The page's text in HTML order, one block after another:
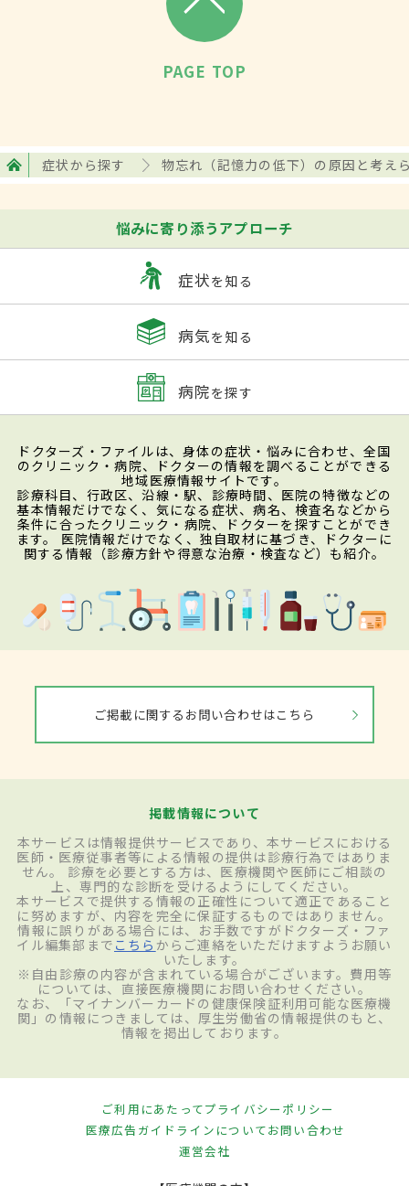
PAGE TOP
症状から探す 物忘れ（記憶力の低下）の原因と考え
悩みに寄り添うアプローチ
症状を知る
病気を知る
病院を探す
ドクターズ・ファイルは、身体の症状・悩みに合わせ、全国
のクリニック・病院、ドクターの情報を調べることができる
地域医療情報サイトです。
診療科目、行政区、沿線・駅、診療時間、医院の特徴などの
基本情報だけでなく、気になる症状、病名、検査名などから
条件に合ったクリニック・病院、ドクターを探すことができ
ます。 医院情報だけでなく、独自取材に基づき、ドクターに
関する情報（診療方針や得意な治療・検査など）も紹介。
ご掲載に関するお問い合わせはこちら
掲載情報について
本サービスは情報提供サービスであり、本サービスにおける
医師・医療従事者等による情報の提供は診療行為ではありま
せん。 診療を必要とする方は、医療機関や医師にご相談の
上、専門的な診断を受けるようにしてください。
本サービスで提供する情報の正確性について適正であること
に努めますが、内容を完全に保証するものではありません。
情報に誤りがある場合には、お手数ですがドクターズ・ファ
イル編集部まで こちら からご連絡をいただけますようお願い
いたします。
※自由診療の内容が含まれている場合がございます。費用等
については、直接医療機関にお問い合わせください。
なお、「マイナンバーカードの健康保険証利用可能な医療機
関」の情報につきましては、厚生労働省の情報提供のもと、
情報を掲出しております。
ご利用にあたってプライバシーポリシー
医療広告ガイドラインについてお問い合わせ
運営会社